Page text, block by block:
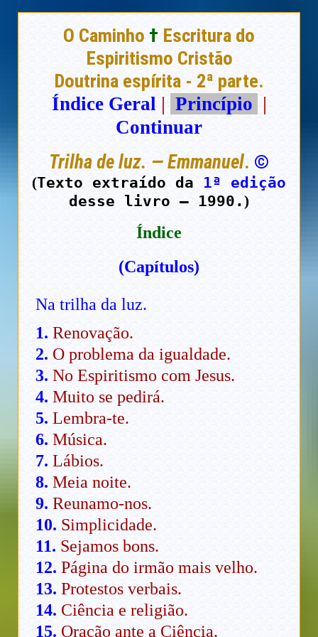
O Caminho † Escritura do
Espiritismo Cristão
Doutrina espírita - 2ª parte.
Índice Geral | Princípio |
Continuar
Trilha de luz. — Emmanuel. ©
(Texto extraído da 1ª edição
desse livro — 1990. )
Índice
(Capítulos)
Na trilha da luz.
1. Renovação.
2. O problema da igualdade.
3. No Espiritismo com Jesus.
4. Muito se pedirá.
5. Lembra-te.
6. Música.
7. Lábios.
8. Meia noite.
9. Reunamo-nos.
10. Simplicidade.
11. Sejamos bons.
12. Página do irmão mais velho.
13. Protestos verbais.
14. Ciência e religião.
15. Oração ante a Ciência.